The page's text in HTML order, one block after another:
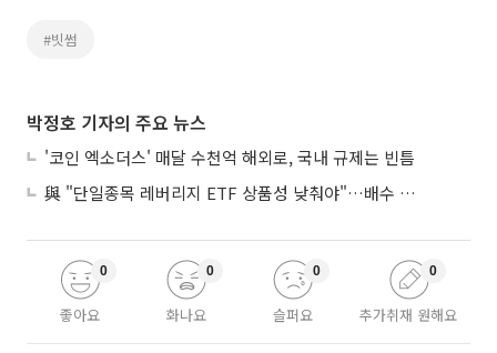
#빗썸
박정호 기자의 주요 뉴스
'코인 엑소더스' 매달 수천억 해외로, 국내 규제는 빈틈
與 "단일종목 레버리지 ETF 상품성 낮춰야"…배수 조정안도 거론
좋아요
0
화나요
0
슬퍼요
0
추가취재 원해요
0